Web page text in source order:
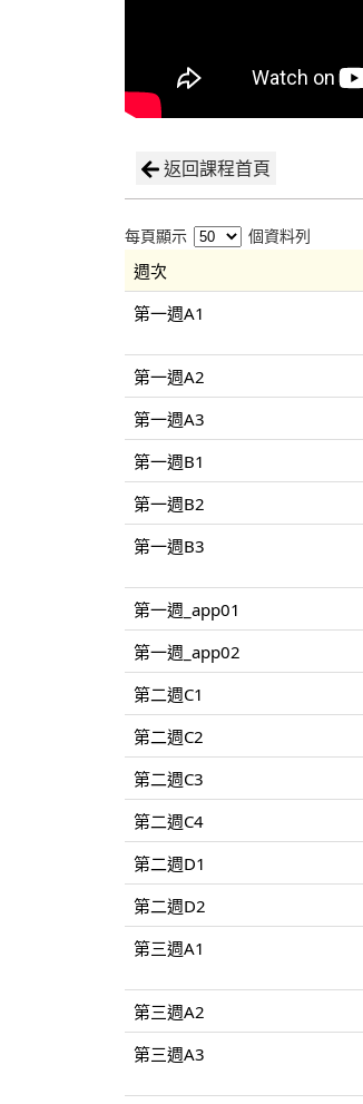
返回課程首頁
每頁顯示 個資料列
週次
第一週A1
第一週A2
第一週A3
第一週B1
第一週B2
第一週B3
第一週_app01
第一週_app02
第二週C1
第二週C2
第二週C3
第二週C4
第二週D1
第二週D2
第三週A1
第三週A2
第三週A3